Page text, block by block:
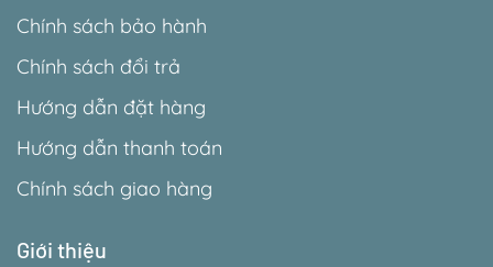
Chính sách bảo hành
Chính sách đổi trả
Hướng dẫn đặt hàng
Hướng dẫn thanh toán
Chính sách giao hàng
Giới thiệu